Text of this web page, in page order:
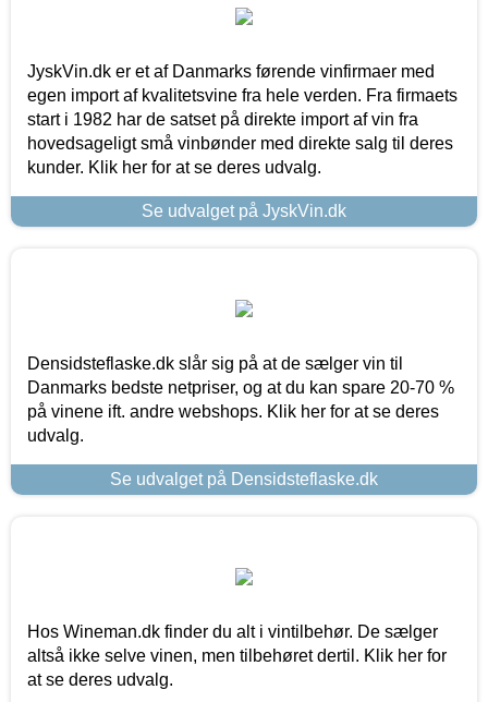
JyskVin.dk er et af Danmarks førende vinfirmaer med
egen import af kvalitetsvine fra hele verden. Fra firmaets
start i 1982 har de satset på direkte import af vin fra
hovedsageligt små vinbønder med direkte salg til deres
kunder. Klik her for at se deres udvalg.
Se udvalget på JyskVin.dk
Densidsteflaske.dk slår sig på at de sælger vin til
Danmarks bedste netpriser, og at du kan spare 20-70 %
på vinene ift. andre webshops. Klik her for at se deres
udvalg.
Se udvalget på Densidsteflaske.dk
Hos Wineman.dk finder du alt i vintilbehør. De sælger
altså ikke selve vinen, men tilbehøret dertil. Klik her for
at se deres udvalg.